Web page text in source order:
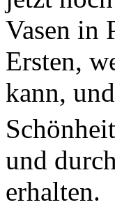
Vasen in
Ersten,
kann,
und
erhalten.